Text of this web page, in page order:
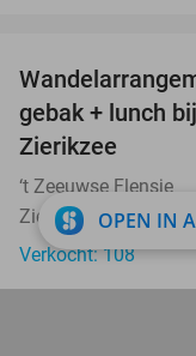
gebak + lunch
Zierikzee
‘t Zeeuwse Flensje
Zierikzee
Verkocht: 108
OPEN IN